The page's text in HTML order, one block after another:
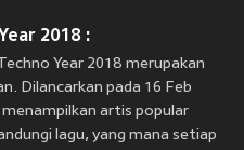
2018 :
Year 2018 merupakan
Dilancarkan pada 16 Feb
menampilkan artis popular
lagu, yang mana setiap